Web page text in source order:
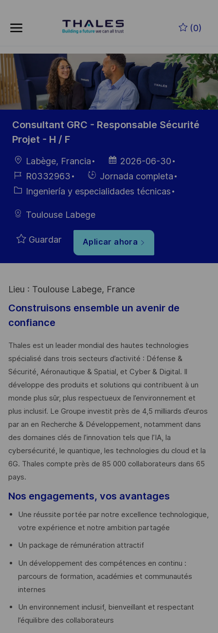
(0)
-
Consultant GRC - Responsable Sécurité
Projet - H / F
Ubicación
Labège, Francia
Fecha de
publicación
2026-06-30
ID de
empleo
R0332963
Hiring
Type
Jornada completa
Categoría
Ingeniería y especialidades técnicas
Toulouse Labege
Guardar Aplicar ahora
Lieu : Toulouse Labege, France
Construisons ensemble un avenir de
confiance
Thales est un leader mondial des hautes technologies
spécialisé dans trois secteurs d’activité : Défense &
Sécurité, Aéronautique & Spatial, et Cyber & Digital. Il
développe des produits et solutions qui contribuent à un
monde plus sûr, plus respectueux de l’environnement et
plus inclusif. Le Groupe investit près de 4,5 milliards d’euros
par an en Recherche & Développement, notamment dans
des domaines clés de l’innovation tels que l’IA, la
cybersécurité, le quantique, les technologies du cloud et la
6G. Thales compte près de 85 000 collaborateurs dans 65
pays. ​
Nos engagements, vos avantages
Une réussite portée par notre excellence technologique,
votre expérience et notre ambition partagée
Un package de rémunération attractif
Un développement des compétences en continu :
parcours de formation, académies et communautés
internes
Un environnement inclusif, bienveillant et respectant
l’équilibre des collaborateurs